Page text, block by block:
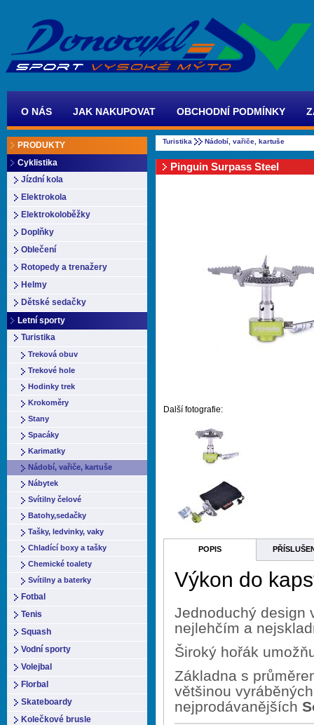
O NÁS JAK NAKUPOVAT OBCHODNÍ PODMÍNKY
PRODUKTY
Cyklistika
Jízdní kola
Elektrokola
Elektrokoloběžky
Doplňky
Oblečení
Rotopedy a trenažery
Helmy
Dětské sedačky
Letní sporty
Turistika
Treková obuv
Trekové hole
Hodinky trek
Krokoměry
Stany
Spacáky
Karimatky
Nádobí, vařiče, kartuše
Nábytek
Svítilny čelové
Batohy,sedačky
Tašky, ledvinky, vaky
Chladící boxy a tašky
Chemické toalety
Svítilny a baterky
Fotbal
Tenis
Squash
Vodní sporty
Volejbal
Florbal
Skateboardy
Kolečkové brusle
Turistika Nádobí, vařiče, kartuše
Pinguin Surpass Steel
Další fotografie:
POPIS
Výkon do
Jednoduchý design
nejlehčím a
Široký hořák
Základna s
většinou
nejprodávanějších